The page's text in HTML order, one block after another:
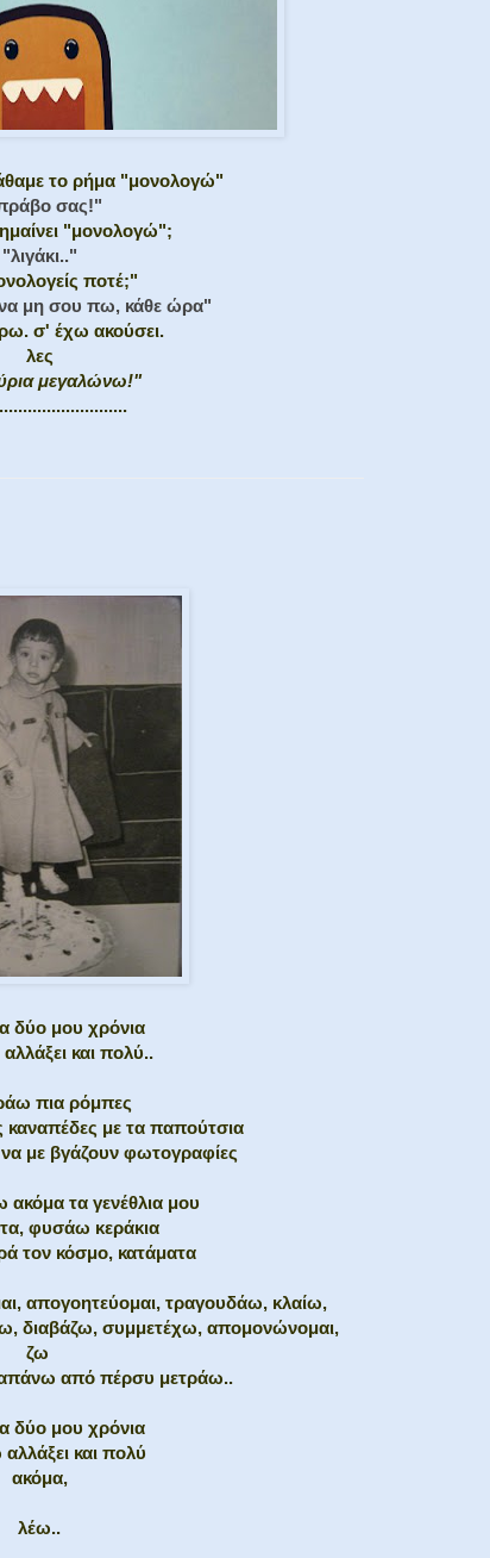
το ρήμα "μονολογώ"
σας!"
"μονολογώ";
"λιγάκι.."
ποτέ;"
να μη σου πω, κάθε ώρα"
σ' έχω ακούσει.
λες
μεγαλώνω!"
δύο μου χρόνια
και πολύ..
πια ρόμπες
καναπέδες με τα παπούτσια
με βγάζουν φωτογραφίες
ακόμα τα γενέθλια μου
φυσάω κεράκια
τον κόσμο, κατάματα
απογοητεύομαι, τραγουδάω, κλαίω,
διαβάζω, συμμετέχω, απομονώνομαι,
ζω
από πέρσυ μετράω..
δύο μου χρόνια
και πολύ
ακόμα,
λέω..